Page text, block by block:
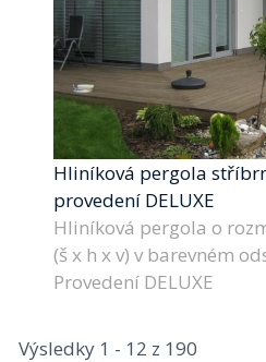
Hliníková pergola
provedení DELUXE
Hliníková pergola o
(š x h x v) v barevném
Provedení DELUXE
Výsledky 1 - 12 z 190